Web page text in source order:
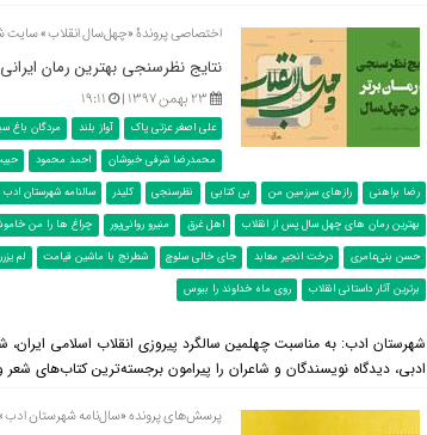
اختصاصی پروندۀ «چهل‌سال انقلاب» سایت
نتایج نظرسنجی بهترین رمان ایرانی بعد از
۲۳ بهمن ۱۳۹۷ | ۱۹:۱۱
علی اصغر عزتی پاک آواز بلند مردگان باغ
محمدرضا شرفی خبوشان
احمد محمود
رضا براهنی
رازهای سرزمین من بی کتابی نظرسنجی کلیدر سالنامه شهرستان ادب
بهترین رمان های چهل سال پس از انقلاب
اهل غرق منیرو روانی‌پور چراغ ها را من
حسن بنی‌عامری
درخت انجیر معابد جای خالی سلوچ شطرنج با ماشین قیامت لم
برترین آثار داستانی انقلاب
روی ماه خداوند را ببوس
شهرستان ادب: به مناسبت چهلمین سالگرد پیروزی انقلاب اسلامی
ادبی، دیدگاه نویسندگان و شاعران را پیرامون برجسته‌ترین کتاب‌های
پرسش‌های پرونده «سال‌نامه شهرستان ادب»